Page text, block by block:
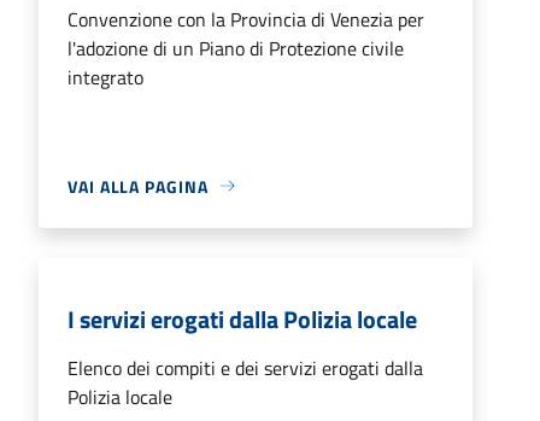
Convenzione con la Provincia di Venezia per
l'adozione di un Piano di Protezione civile
integrato
VAI ALLA PAGINA
I servizi erogati dalla Polizia locale
Elenco dei compiti e dei servizi erogati dalla
Polizia locale